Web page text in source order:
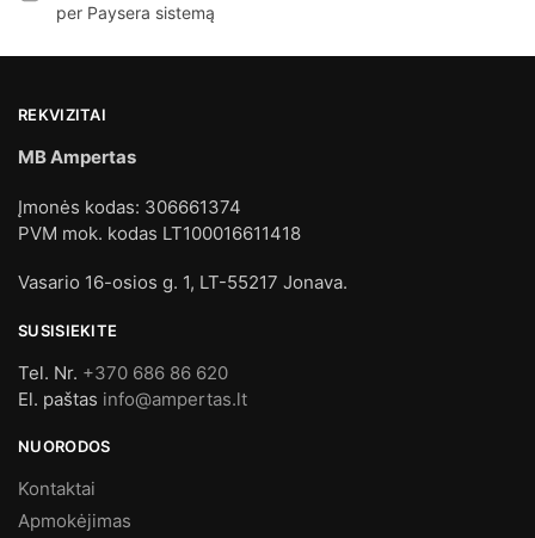
per Paysera sistemą
REKVIZITAI
MB Ampertas
Įmonės kodas: 306661374
PVM mok. kodas LT100016611418
Vasario 16-osios g. 1, LT-55217 Jonava.
SUSISIEKITE
Tel. Nr. +370 686 86 620
El. paštas info@ampertas.lt
NUORODOS
Kontaktai
Apmokėjimas